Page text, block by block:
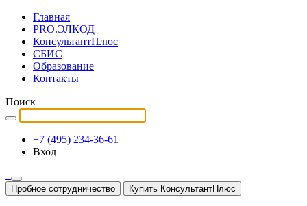
Главная
PRO.ЭЛКОД
КонсультантПлюс
СБИС
Образование
Контакты
Поиск
+7 (495) 234-36-61
Вход
Пробное сотрудничество Купить КонсультантПлюс